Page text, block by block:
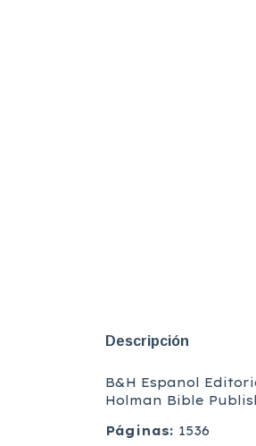
Descripción
B&H Espanol
Holman Bible
Páginas: 1536